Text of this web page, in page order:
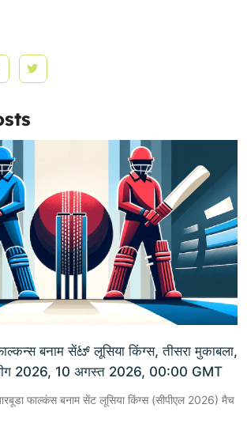
बनाम सेंಟ್ लूसिया किंग्स, तीसरा मुकाबला,
लीग 2026, 10 अगस्त 2026, 00:00 GMT
फाल्कंस बनाम सेंट लूसिया किंग्स (सीपीएल 2026) मैच